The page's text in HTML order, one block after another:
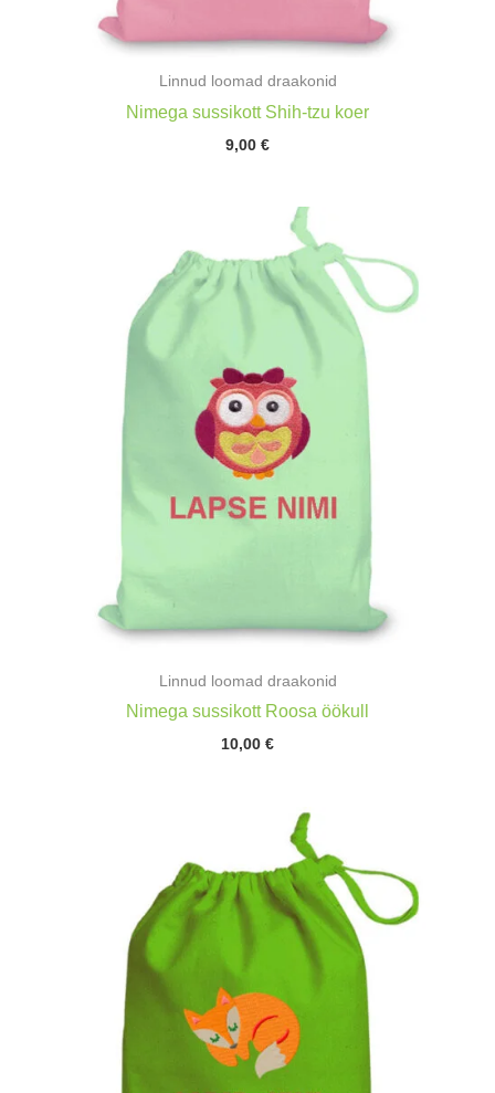
Linnud loomad draakonid
Nimega sussikott Shih-tzu koer
9,00 €
Linnud loomad draakonid
Nimega sussikott Roosa öökull
10,00 €